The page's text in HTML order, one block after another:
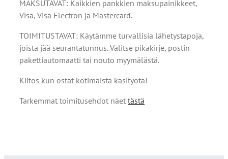
MAKSUTAVAT: Kaikkien pankkien maksupainikkeet,
Visa, Visa Electron ja Mastercard.
TOIMITUSTAVAT: Käytämme turvallisia lähetystapoja,
joista jää seurantatunnus. Valitse pikakirje, postin
pakettiautomaatti tai nouto myymälästä.
Kiitos kun ostat kotimaista käsityötä!
Tarkemmat toimitusehdot näet tästä